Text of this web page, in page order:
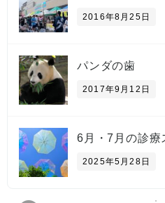
2016年8月25日
パンダの歯
2017年9月12日
6月・7月の診療
2025年5月28日